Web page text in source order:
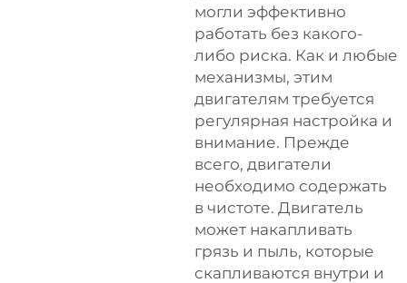
могли эффективно
работать без какого-
либо риска. Как и любые
механизмы, этим
двигателям требуется
регулярная настройка и
внимание. Прежде
всего, двигатели
необходимо содержать
в чистоте. Двигатель
может накапливать
грязь и пыль, которые
скапливаются внутри и